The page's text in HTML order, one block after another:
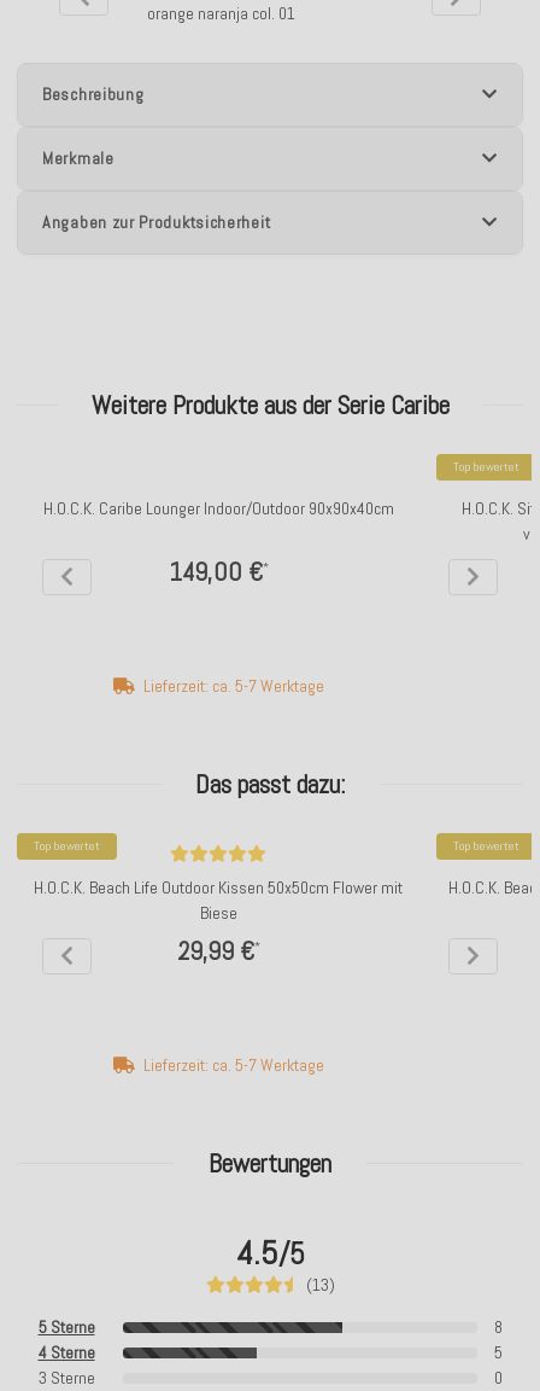
orange naranja col. 01
Beschreibung
Merkmale
Angaben zur Produktsicherheit
Bewertungen
4.5/5
(13)
5 Sterne
8
4 Sterne
5
3 Sterne
0
Weitere Produkte aus der Serie Caribe
H.O.C.K. Caribe Lounger Indoor/Outdoor 90x90x40cm
149,00 €*
Lieferzeit: ca. 5-7 Werktage
Top bewertet
H.O.C.K.
Das passt dazu:
Top bewertet
H.O.C.K. Beach Life Outdoor Kissen 50x50cm Flower mit
Biese
29,99 €*
Lieferzeit: ca. 5-7 Werktage
Top bewertet
H.O.C.K.